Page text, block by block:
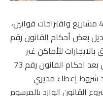
أقر مجلس النواب في جلسته اليوم 4 مشاريع واقتراحات قوانين،
بعض أحكام القانون رقم
12/6/2025 المتعلق بالايجارات للأماكن غير
السكنية، القانون الرامي الى التعديل بعد احكام القانون رقم 73
– تحديد شروط إعطاء مديري
القانون الوارد بالمرسوم